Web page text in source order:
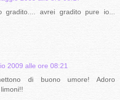
avrei gradito pure io...
2009 alle ore 08:21
di buono umore! Adoro